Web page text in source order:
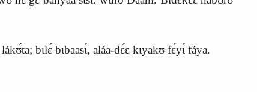
bɩlɛ́ bɩbaasɩ́, aláa-dɛ́ɛ kɩyakʊ fɛ́yɩ́ fáya.